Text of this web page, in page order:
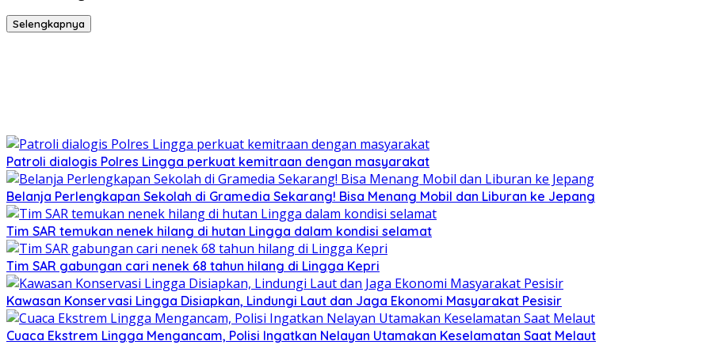
Selengkapnya
Patroli dialogis Polres Lingga perkuat kemitraan dengan masyarakat
Belanja Perlengkapan Sekolah di Gramedia Sekarang! Bisa Menang Mobil dan Liburan ke Jepang
Tim SAR temukan nenek hilang di hutan Lingga dalam kondisi selamat
Tim SAR gabungan cari nenek 68 tahun hilang di Lingga Kepri
Kawasan Konservasi Lingga Disiapkan, Lindungi Laut dan Jaga Ekonomi Masyarakat Pesisir
Cuaca Ekstrem Lingga Mengancam, Polisi Ingatkan Nelayan Utamakan Keselamatan Saat Melaut